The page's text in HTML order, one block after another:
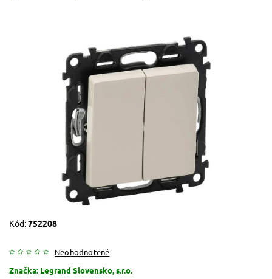
Kód:752208
Neohodnotené
Značka: Legrand Slovensko, s.r.o.